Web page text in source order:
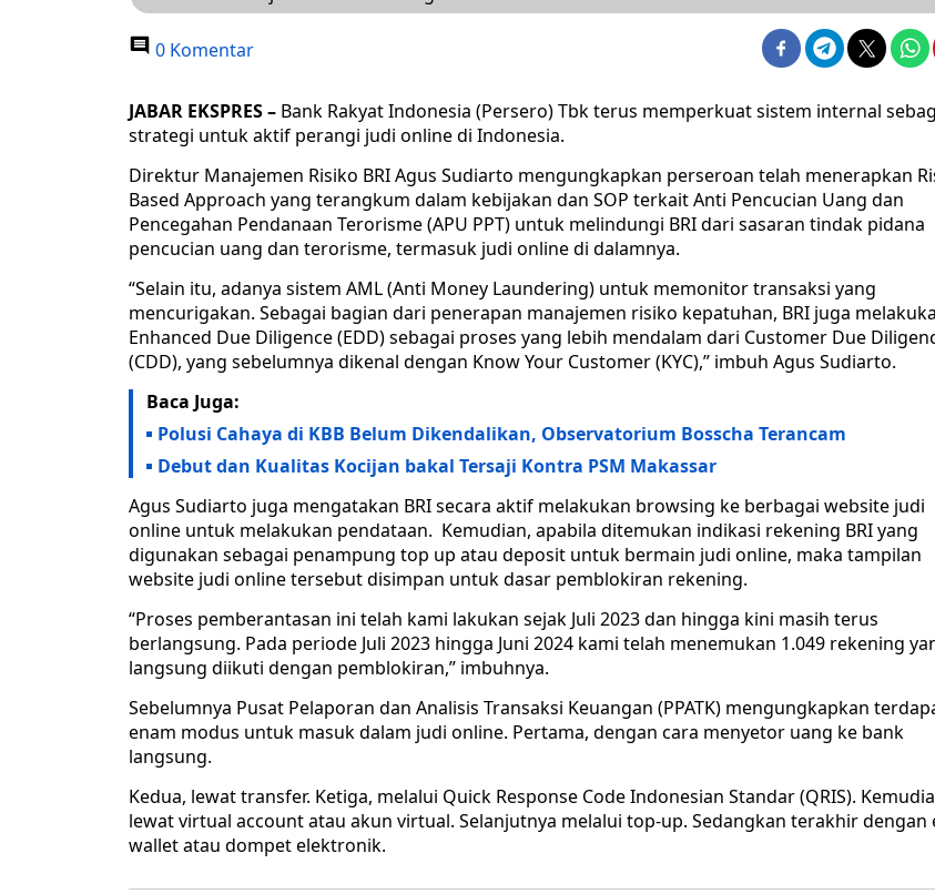
0 Komentar
JABAR EKSPRES – Bank Rakyat Indonesia (Persero) Tbk terus memperkuat sistem internal
strategi untuk aktif perangi judi online di Indonesia.
Direktur Manajemen Risiko BRI Agus Sudiarto mengungkapkan perseroan telah menerapkan
Based Approach yang terangkum dalam kebijakan dan SOP terkait Anti Pencucian Uang dan
Pencegahan Pendanaan Terorisme (APU PPT) untuk melindungi BRI dari sasaran tindak pidana
pencucian uang dan terorisme, termasuk judi online di dalamnya.
“Selain itu, adanya sistem AML (Anti Money Laundering) untuk memonitor transaksi yang
mencurigakan. Sebagai bagian dari penerapan manajemen risiko kepatuhan, BRI juga
Enhanced Due Diligence (EDD) sebagai proses yang lebih mendalam dari Customer Due
(CDD), yang sebelumnya dikenal dengan Know Your Customer (KYC),” imbuh Agus Sudiarto.
Baca Juga:
Polusi Cahaya di KBB Belum Dikendalikan, Observatorium Bosscha Terancam
Debut dan Kualitas Kocijan bakal Tersaji Kontra PSM Makassar
Agus Sudiarto juga mengatakan BRI secara aktif melakukan browsing ke berbagai website judi
online untuk melakukan pendataan. Kemudian, apabila ditemukan indikasi rekening BRI yang
digunakan sebagai penampung top up atau deposit untuk bermain judi online, maka tampilan
website judi online tersebut disimpan untuk dasar pemblokiran rekening.
“Proses pemberantasan ini telah kami lakukan sejak Juli 2023 dan hingga kini masih terus
berlangsung. Pada periode Juli 2023 hingga Juni 2024 kami telah menemukan 1.049 rekening
langsung diikuti dengan pemblokiran,” imbuhnya.
Sebelumnya Pusat Pelaporan dan Analisis Transaksi Keuangan (PPATK) mengungkapkan
enam modus untuk masuk dalam judi online. Pertama, dengan cara menyetor uang ke bank
langsung.
Kedua, lewat transfer. Ketiga, melalui Quick Response Code Indonesian Standar (QRIS).
lewat virtual account atau akun virtual. Selanjutnya melalui top-up. Sedangkan terakhir dengan
wallet atau dompet elektronik.